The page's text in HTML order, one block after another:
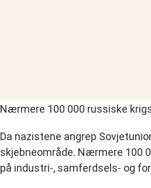
Nærmere 100 000 russiske
Da nazistene angrep
skjebneområde. Nærmere 100
på industri-, samferdsels- og